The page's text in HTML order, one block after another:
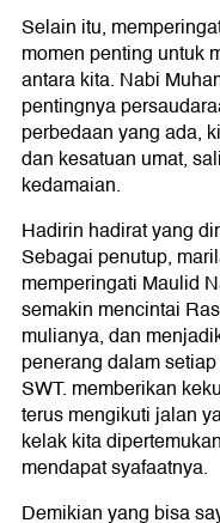
Selain itu,
momen penting untuk
antara kita. Nabi
pentingnya
perbedaan yang ada,
dan kesatuan umat,
kedamaian.
Hadirin hadirat yang
Sebagai penutup,
memperingati Maulid
semakin mencintai
mulianya, dan
penerang dalam
SWT. memberikan
terus mengikuti jalan
kelak kita
mendapat syafaatnya.
Demikian yang bisa